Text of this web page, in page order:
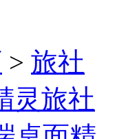
> 旅社